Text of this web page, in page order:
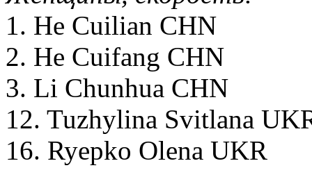
1. He Cuilian CHN
2. He Cuifang CHN
3. Li Chunhua CHN
12. Tuzhylina Svitlana
16. Ryepko Olena UKR